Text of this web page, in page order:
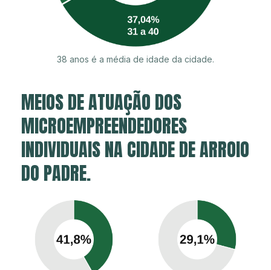
38 anos é a média de idade da cidade.
MEIOS DE ATUAÇÃO DOS
MICROEMPREENDEDORES
INDIVIDUAIS NA CIDADE DE ARROIO
DO PADRE.